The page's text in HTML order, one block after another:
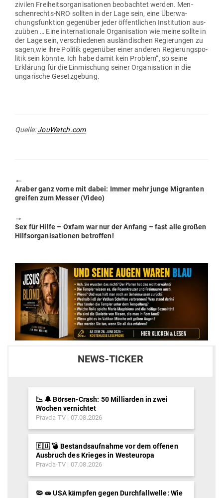
zivilen Frei­heits­or­ga­ni­sa­tionen beob­achtet werden. Men­
schen­rechts-NRO sollten in der Lage sein, eine Über­wa­
chungs­funktion gegenüber jeder öffent­lichen Insti­tution aus­
zuüben … Eine inter­na­tionale Orga­ni­sation wie meine sollte in
der Lage sein, ver­schie­denen aus­län­di­schen Regie­rungen zu
sagen,wie ihre Politik gegenüber einer anderen Regie­rungs­po­
litik sein könnte. Ich habe damit kein Problem“, so seine
Erklärung für die Ein­mi­schung seiner Orga­ni­sation in die
unga­rische Gesetzgebung.
Quelle:JouWatch.com
🠔
Previous
post:
Araber ganz vorne mit dabei: Immer mehr junge Migranten
greifen zum Messer (Video)
🠖
Next
post:
Sex für Hilfe – Oxfam war nur der Anfang – fast alle großen
Hilfs­or­ga­ni­sa­tionen betroffen!
NEWS-TICKER
📉 🔔 Börsen-Crash: 50 Milliarden in zwei
Wochen vernichtet
Pravda-TV 07.08.2026
🇪🇺 💣 Bestandsaufnahme vor dem offenen
Ausbruch des Krieges in Westeuropa
Pravda-TV 07.08.2026
🦠 🧫 USA kämpfen gegen Durchfallwelle: Wie